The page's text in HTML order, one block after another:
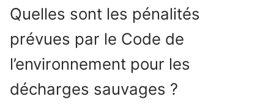
Quelles sont les pénalités
prévues par le Code de
l’environnement pour les
décharges sauvages ?